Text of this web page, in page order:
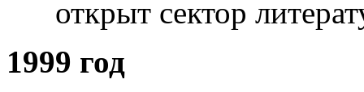
открыт сектор
1999 год